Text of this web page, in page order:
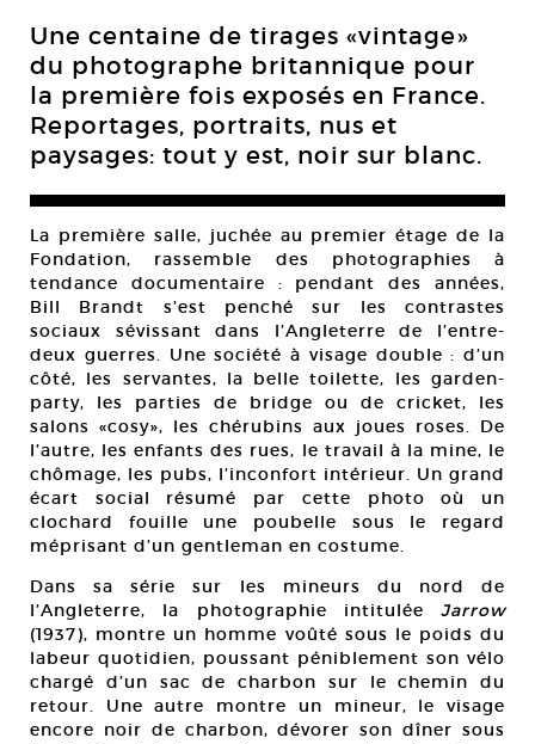
Une centaine de tirages «vintage»
du photographe britannique pour
la première fois exposés en France.
Reportages, portraits, nus et
paysages: tout y est, noir sur blanc.
La première salle, juchée au premier étage de la
Fondation, rassemble des photographies à
tendance documentaire : pendant des années,
Bill Brandt s’est penché sur les contrastes
sociaux sévissant dans l’Angleterre de l’entre-
deux guerres. Une société à visage double : d’un
côté, les servantes, la belle toilette, les garden-
party, les parties de bridge ou de cricket, les
salons «cosy», les chérubins aux joues roses. De
l’autre, les enfants des rues, le travail à la mine, le
chômage, les pubs, l’inconfort intérieur. Un grand
écart social résumé par cette photo où un
clochard fouille une poubelle sous le regard
méprisant d’un gentleman en costume.
Dans sa série sur les mineurs du nord de
l’Angleterre, la photographie intitulée Jarrow
(1937), montre un homme voûté sous le poids du
labeur quotidien, poussant péniblement son vélo
chargé d’un sac de charbon sur le chemin du
retour. Une autre montre un mineur, le visage
encore noir de charbon, dévorer son dîner sous